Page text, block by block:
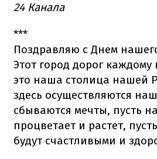
24 Канала
***
Поздравляю с Днем
Этот город дорог каждому
это наша столица нашей
здесь осуществляются
сбываются мечты, пусть
процветает и растет,
будут счастливыми и